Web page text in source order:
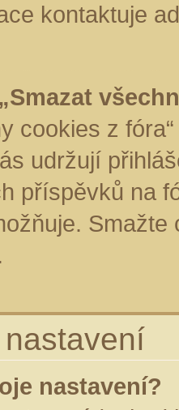
kontaktuje
cookies z
udržují
příspěvků na
nastavení?